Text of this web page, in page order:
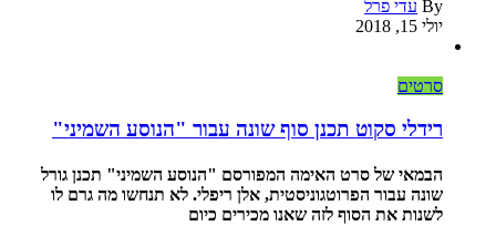
By עדי פרל
יולי 15, 2018
סרטים
רידלי סקוט תכנן סוף שונה עבור "הנוסע השמיני"
הבמאי של סרט האימה המפורסם "הנוסע השמיני" תכנן גורל
שונה עבור הפרוטגוניסטית, אלן ריפלי. לא תנחשו מה גרם לו
לשנות את הסוף לזה שאנו מכירים כיום